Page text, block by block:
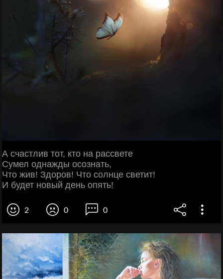
А счастлив тот, кто на рассвете
Сумел однажды осознать,
Что жив! Здоров! Что солнце светит!
И будет новый день опять!
2 0 0